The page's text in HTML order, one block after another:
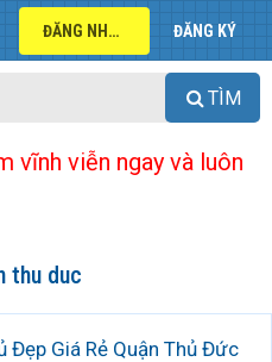
ĐĂNG NHẬP ĐĂNG KÝ
TÌM
vĩnh viễn ngay và luôn
thu duc
Đẹp Giá Rẻ Quận Thủ Đức